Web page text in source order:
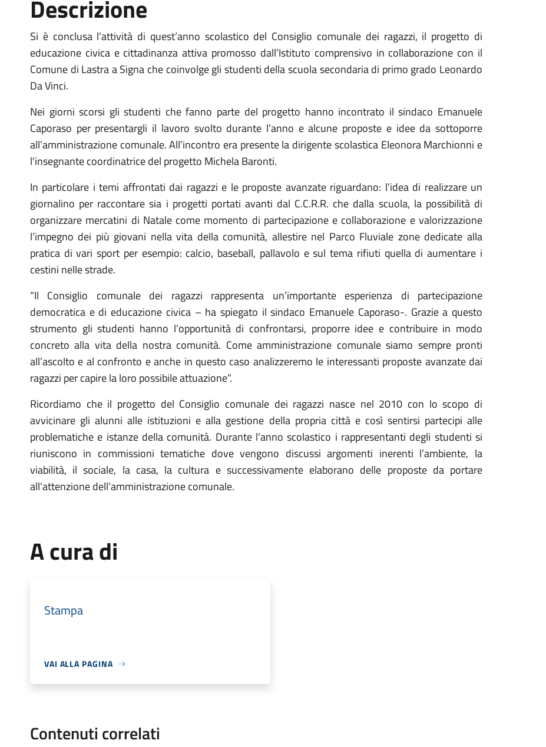
Descrizione
Si è conclusa l’attività di quest’anno scolastico del Consiglio comunale dei ragazzi, il progetto di
educazione civica e cittadinanza attiva promosso dall’Istituto comprensivo in collaborazione con il
Comune di Lastra a Signa che coinvolge gli studenti della scuola secondaria di primo grado Leonardo
Da Vinci.
Nei giorni scorsi gli studenti che fanno parte del progetto hanno incontrato il sindaco Emanuele
Caporaso per presentargli il lavoro svolto durante l’anno e alcune proposte e idee da sottoporre
all’amministrazione comunale. All’incontro era presente la dirigente scolastica Eleonora Marchionni e
l'insegnante coordinatrice del progetto Michela Baronti.
In particolare i temi affrontati dai ragazzi e le proposte avanzate riguardano: l’idea di realizzare un
giornalino per raccontare sia i progetti portati avanti dal C.C.R.R. che dalla scuola, la possibilità di
organizzare mercatini di Natale come momento di partecipazione e collaborazione e valorizzazione
l’impegno dei più giovani nella vita della comunità, allestire nel Parco Fluviale zone dedicate alla
pratica di vari sport per esempio: calcio, baseball, pallavolo e sul tema rifiuti quella di aumentare i
cestini nelle strade.
“Il Consiglio comunale dei ragazzi rappresenta un’importante esperienza di partecipazione
democratica e di educazione civica – ha spiegato il sindaco Emanuele Caporaso-. Grazie a questo
strumento gli studenti hanno l’opportunità di confrontarsi, proporre idee e contribuire in modo
concreto alla vita della nostra comunità. Come amministrazione comunale siamo sempre pronti
all’ascolto e al confronto e anche in questo caso analizzeremo le interessanti proposte avanzate dai
ragazzi per capire la loro possibile attuazione”.
Ricordiamo che il progetto del Consiglio comunale dei ragazzi nasce nel 2010 con lo scopo di
avvicinare gli alunni alle istituzioni e alla gestione della propria città e così sentirsi partecipi alle
problematiche e istanze della comunità. Durante l’anno scolastico i rappresentanti degli studenti si
riuniscono in commissioni tematiche dove vengono discussi argomenti inerenti l’ambiente, la
viabilità, il sociale, la casa, la cultura e successivamente elaborano delle proposte da portare
all’attenzione dell’amministrazione comunale.
A cura di
Stampa
VAI ALLA PAGINA
Contenuti correlati